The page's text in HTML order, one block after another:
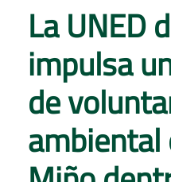
La UNED
impulsa
de
ambiental